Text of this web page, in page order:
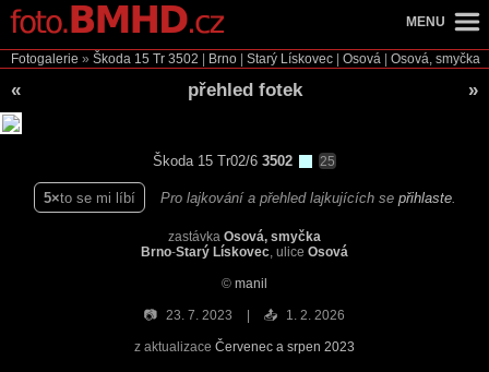
Fotogalerie » Škoda 15 Tr 3502 Brno Starý Lískovec Osová Osová, smyčka
« přehled fotek »
Škoda 15 Tr02/6 3502 25
5 to se mi líbí Pro lajkování a přehled lajkujících se přihlaste.
zastávka Osová, smyčka
Brno-Starý Lískovec, ulice Osová
© manil
📷 23. 7. 2023 📤 1. 2. 2026
z aktualizace Červenec a srpen 2023
MENU